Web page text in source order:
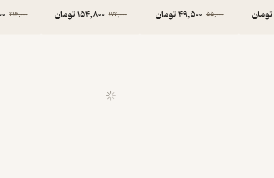
تومان 55,000
49,500تومان 172,000
154,800تومان 214,000